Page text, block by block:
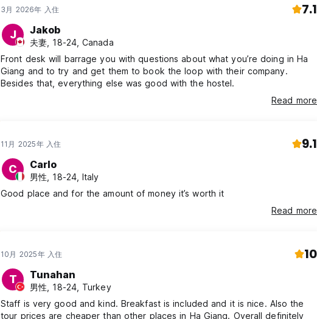
3月 2026年 入住 7.1
J Jakob
夫妻, 18-24, Canada
Front desk will barrage you with questions about what you’re doing in Ha
Giang and to try and get them to book the loop with their company.
Besides that, everything else was good with the hostel.
Read more
11月 2025年 入住 9.1
C Carlo
男性, 18-24, Italy
Good place and for the amount of money it’s worth it
Read more
10月 2025年 入住 10
T Tunahan
男性, 18-24, Turkey
Staff is very good and kind. Breakfast is included and it is nice. Also the
tour prices are cheaper than other places in Ha Giang. Overall definitely